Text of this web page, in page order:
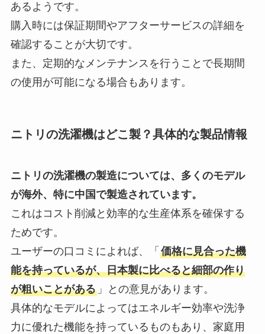
あるようです。
購入時には保証期間やアフターサービスの詳細を
確認することが大切です。
また、定期的なメンテナンスを行うことで長期間
の使用が可能になる場合もあります。
ニトリの洗濯機はどこ製？具体的な製品情報
ニトリの洗濯機の製造については、多くのモデル
が海外、特に中国で製造されています。
これはコスト削減と効率的な生産体系を確保する
ためです。
ユーザーの口コミによれば、「 価格に見合った機
能を持っているが、日本製に比べると細部の作り
が粗いことがある」との意見があります。
具体的なモデルによってはエネルギー効率や洗浄
力に優れた機能を持っているものもあり、家庭用